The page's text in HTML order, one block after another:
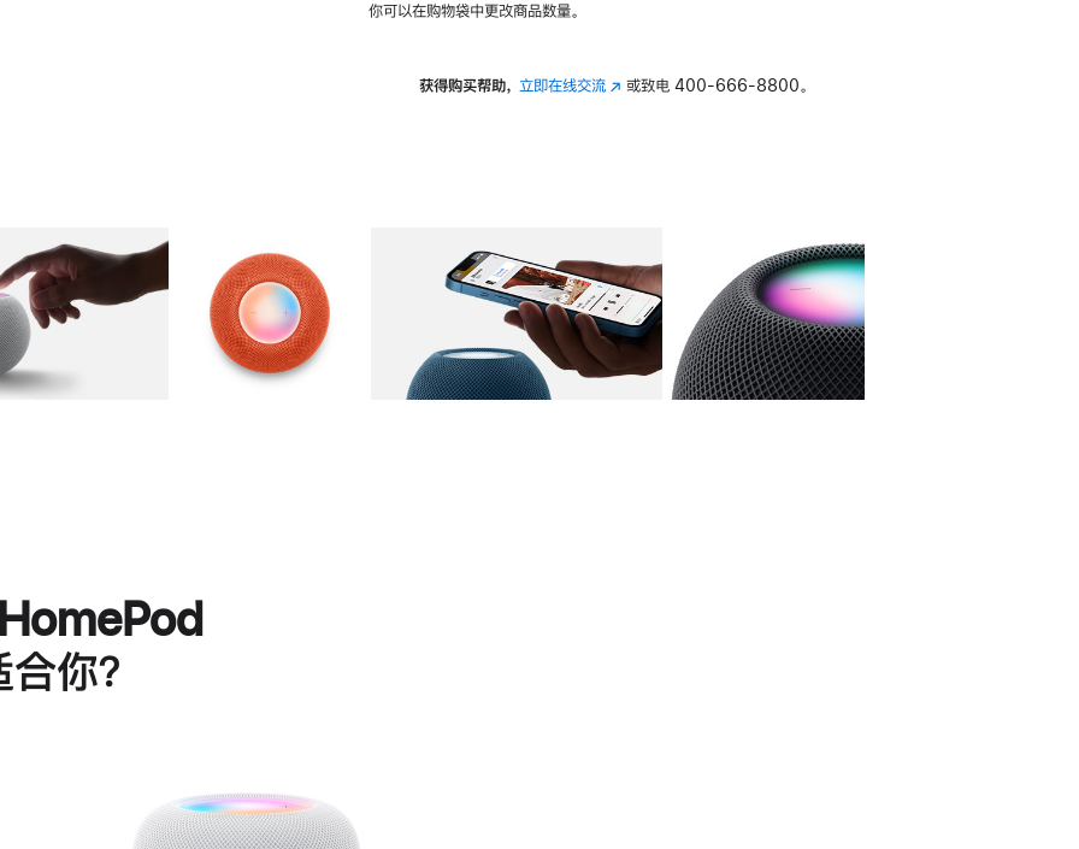
你可以在购物袋中更改商品数量。
获得购买帮助， 立即在线交流(在 或致电 400-666-8800。
图库 图像 图库 图像 图库 图像 4 图库 图像 5
你？
进
一